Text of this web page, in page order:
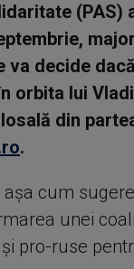
(PAS)
decide
orbita lui
din
.
cum
unei
pro-ruse